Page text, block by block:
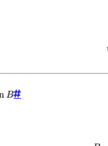
c B#